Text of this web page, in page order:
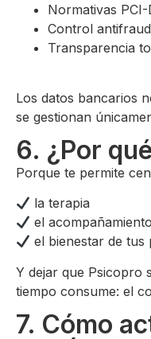
Normativas PCI-
Control
Transparencia
Los datos bancarios
se gestionan
6. ¿Por
Porque te permite
la terapia
el
el bienestar de tus
Y dejar que Psicopro
tiempo consume: el
7. Cómo